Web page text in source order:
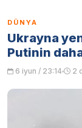
DÜNYA
Ukrayna
Putinin
6 iyun / 23:14 2